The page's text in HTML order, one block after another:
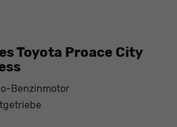
Toyota Proace City
Benzinmotor